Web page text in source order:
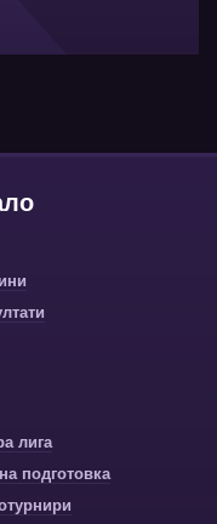
лига
подготовка